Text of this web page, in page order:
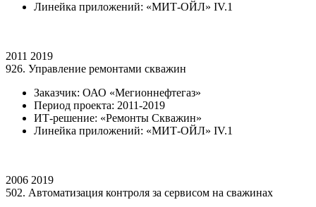
Линейка приложений: «МИТ-ОЙЛ» IV.1
2011 2019
926. Управление ремонтами скважин
Заказчик: ОАО «Мегионнефтегаз»
Период проекта: 2011-2019
ИТ-решение: «Ремонты Скважин»
Линейка приложений: «МИТ-ОЙЛ» IV.1
2006 2019
502. Автоматизация контроля за сервисом на сважинах